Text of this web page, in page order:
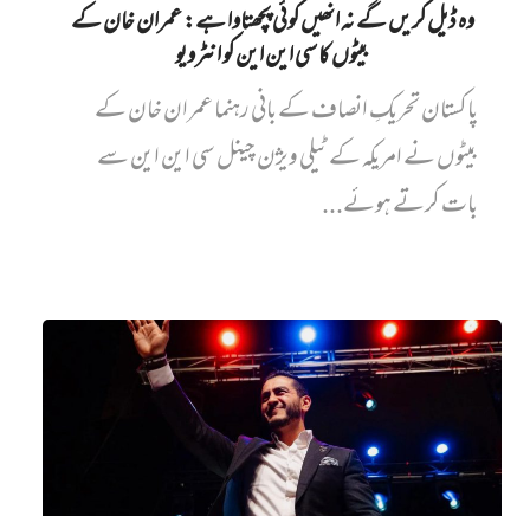
وہ ڈیل کریں گے نہ انھیں کوئی پچھتاوا ہے: عمران خان کے
بیٹوں کا سی این این کو انٹرویو
پاکستان تحریکِ انصاف کے بانی رہنما عمران خان کے
بیٹوں نے امریکہ کے ٹیلی ویژن چینل سی این این سے
بات کرتے ہوئے...